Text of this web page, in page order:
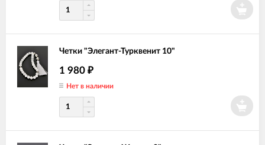
Четки "Элегант-Турквенит 10"
1 980 ₽
Нет в наличии